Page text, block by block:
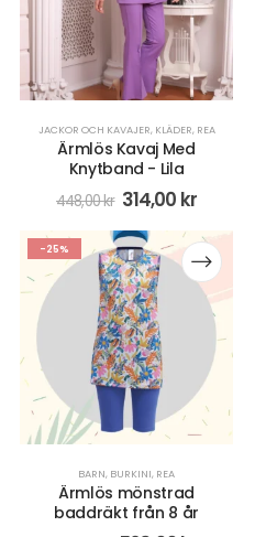
JACKOR OCH KAVAJER, KLÄDER, REA
Ärmlös Kavaj Med
Knytband - Lila
448,00kr 314,00 kr
-25%
BARN, BURKINI, REA
Ärmlös mönstrad
baddräkt från 8 år